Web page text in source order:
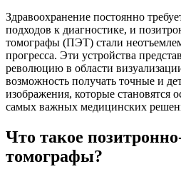
Здравоохранение постоянно
подходов к диагностике, и
томографы (ПЭТ) стали
прогресса. Эти устройства
революцию в области
возможность получать точные и
изображения, которые становятся
самых важных медицинских
Что такое
томографы?